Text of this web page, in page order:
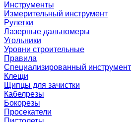
Инструменты
Измерительный инструмент
Рулетки
Лазерные дальномеры
Угольники
Уровни строительные
Правила
Специализированный инструмент
Клещи
Щипцы для зачистки
Кабелрезы
Бокорезы
Просекатели